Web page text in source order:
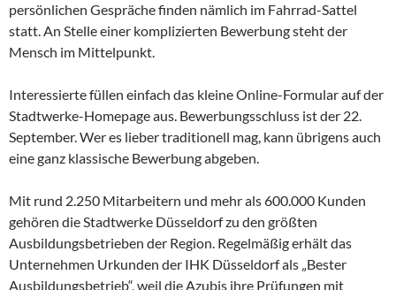
persönlichen Gespräche finden nämlich im Fahrrad-Sattel
statt. An Stelle einer komplizierten Bewerbung steht der
Mensch im Mittelpunkt.
Interessierte füllen einfach das kleine Online-Formular auf der
Stadtwerke-Homepage aus. Bewerbungsschluss ist der 22.
September. Wer es lieber traditionell mag, kann übrigens auch
eine ganz klassische Bewerbung abgeben.
Mit rund 2.250 Mitarbeitern und mehr als 600.000 Kunden
gehören die Stadtwerke Düsseldorf zu den größten
Ausbildungsbetrieben der Region. Regelmäßig erhält das
Unternehmen Urkunden der IHK Düsseldorf als „Bester
Ausbildungsbetrieb“, weil die Azubis ihre Prüfungen mit